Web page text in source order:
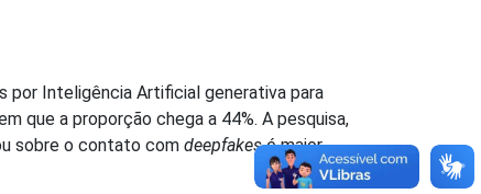
por Inteligência Artificial generativa para
que a proporção chega a 44%. A pesquisa,
sobre o contato com deepfakesé maior